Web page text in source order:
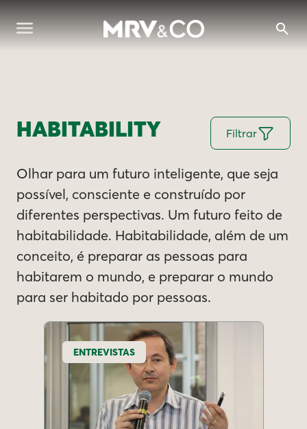
HABITABILITY Filtrar
Olhar para um futuro inteligente, que seja
possível, consciente e construído por
diferentes perspectivas. Um futuro feito de
habitabilidade. Habitabilidade, além de um
conceito, é preparar as pessoas para
habitarem o mundo, e preparar o mundo
para ser habitado por pessoas.
ENTREVISTAS